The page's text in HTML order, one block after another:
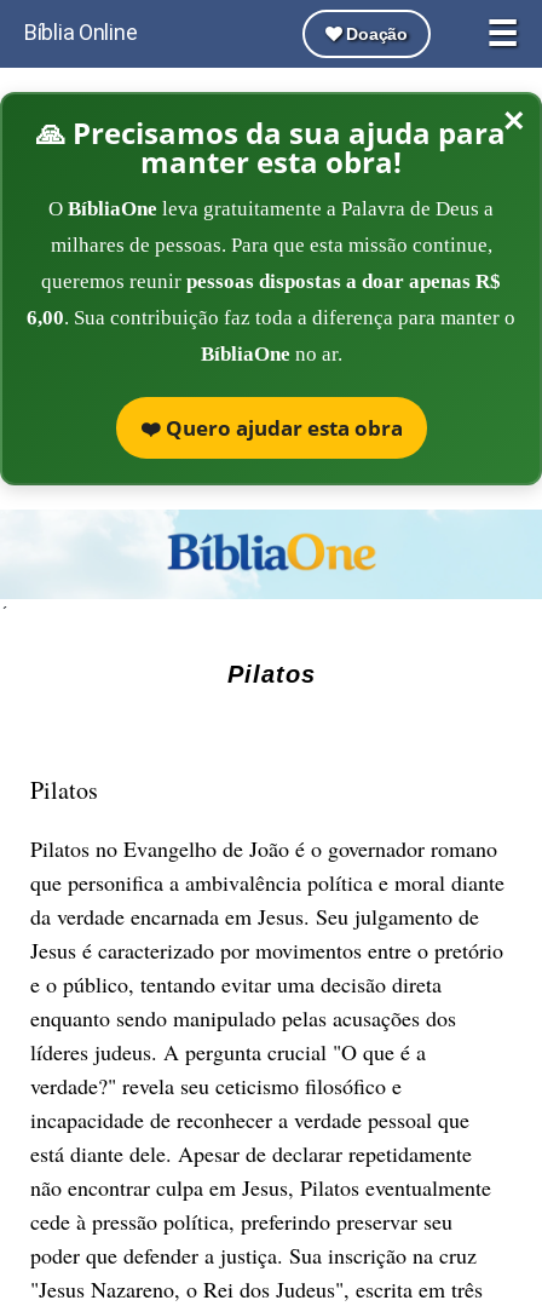
☰
Bíblia Online Doação
×
🙏 Precisamos da sua ajuda para
manter esta obra!
O BíbliaOne leva gratuitamente a Palavra de Deus a
milhares de pessoas. Para que esta missão continue,
queremos reunir pessoas dispostas a doar apenas R$
6,00. Sua contribuição faz toda a diferença para manter o
BíbliaOne no ar.
❤️ Quero ajudar esta obra
´
Pilatos
Pilatos
Pilatos no Evangelho de João é o governador romano
que personifica a ambivalência política e moral diante
da verdade encarnada em Jesus. Seu julgamento de
Jesus é caracterizado por movimentos entre o pretório
e o público, tentando evitar uma decisão direta
enquanto sendo manipulado pelas acusações dos
líderes judeus. A pergunta crucial "O que é a
verdade?" revela seu ceticismo filosófico e
incapacidade de reconhecer a verdade pessoal que
está diante dele. Apesar de declarar repetidamente
não encontrar culpa em Jesus, Pilatos eventualmente
cede à pressão política, preferindo preservar seu
poder que defender a justiça. Sua inscrição na cruz
"Jesus Nazareno, o Rei dos Judeus", escrita em três